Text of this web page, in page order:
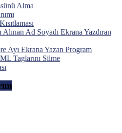
Alma
Ad Soyadı Ekrana Yazdıran
Ayı Ekrana Yazan Program
Taglarını Silme